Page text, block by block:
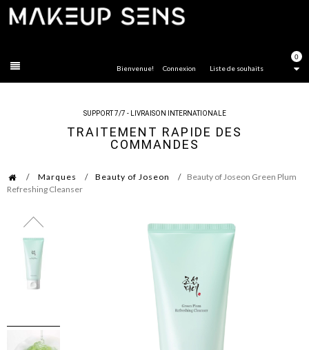
0
Liste de souhaits
Bienvenue! Connexion
SUPPORT 7/7 - LIVRAISON INTERNATIONALE
TRAITEMENT RAPIDE DES
COMMANDES
Marques Beauty of Joseon
Beauty of Joseon Green Plum
Refreshing Cleanser